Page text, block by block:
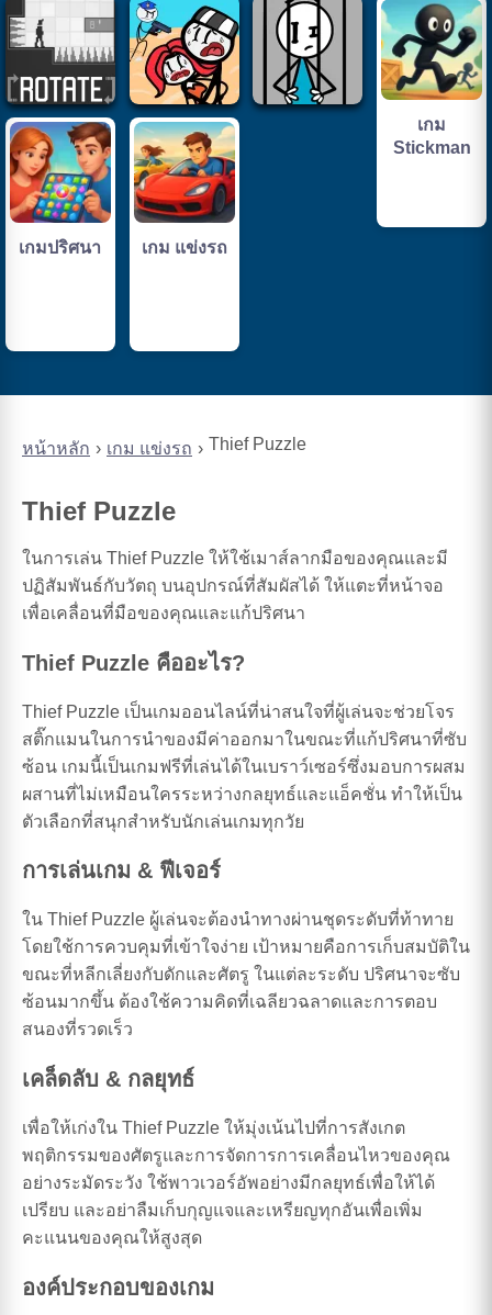
หน้าหลัก เกม แข่งรถ Thief Puzzle
Thief Puzzle
ในการเล่น Thief Puzzle ให้ใช้เมาส์ลากมือของคุณและมี
ปฏิสัมพันธ์กับวัตถุ บนอุปกรณ์ที่สัมผัสได้ ให้แตะที่หน้าจอ
เพื่อเคลื่อนที่มือของคุณและแก้ปริศนา
Thief Puzzle คืออะไร?
Thief Puzzle เป็นเกมออนไลน์ที่น่าสนใจที่ผู้เล่นจะช่วยโจร
สติ๊กแมนในการนำของมีค่าออกมาในขณะที่แก้ปริศนาที่ซับ
ซ้อน เกมนี้เป็นเกมฟรีที่เล่นได้ในเบราว์เซอร์ซึ่งมอบการผสม
ผสานที่ไม่เหมือนใครระหว่างกลยุทธ์และแอ็คชั่น ทำให้เป็น
ตัวเลือกที่สนุกสำหรับนักเล่นเกมทุกวัย
การเล่นเกม & ฟีเจอร์
ใน Thief Puzzle ผู้เล่นจะต้องนำทางผ่านชุดระดับที่ท้าทาย
โดยใช้การควบคุมที่เข้าใจง่าย เป้าหมายคือการเก็บสมบัติใน
ขณะที่หลีกเลี่ยงกับดักและศัตรู ในแต่ละระดับ ปริศนาจะซับ
ซ้อนมากขึ้น ต้องใช้ความคิดที่เฉลียวฉลาดและการตอบ
สนองที่รวดเร็ว
เคล็ดลับ & กลยุทธ์
เพื่อให้เก่งใน Thief Puzzle ให้มุ่งเน้นไปที่การสังเกต
พฤติกรรมของศัตรูและการจัดการการเคลื่อนไหวของคุณ
อย่างระมัดระวัง ใช้พาวเวอร์อัพอย่างมีกลยุทธ์เพื่อให้ได้
เปรียบ และอย่าลืมเก็บกุญแจและเหรียญทุกอันเพื่อเพิ่ม
คะแนนของคุณให้สูงสุด
องค์ประกอบของเกม
เกม
Stickman
เกมปริศนา เกม แข่งรถ